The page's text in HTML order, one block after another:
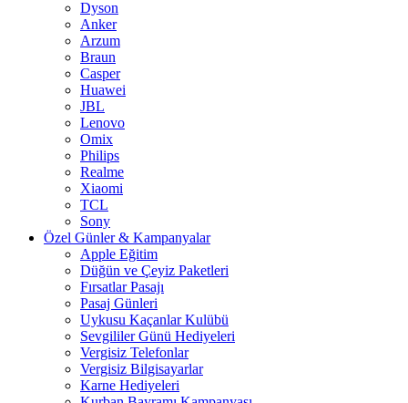
Dyson
Anker
Arzum
Braun
Casper
Huawei
JBL
Lenovo
Omix
Philips
Realme
Xiaomi
TCL
Sony
Özel Günler & Kampanyalar
Apple Eğitim
Düğün ve Çeyiz Paketleri
Fırsatlar Pasajı
Pasaj Günleri
Uykusu Kaçanlar Kulübü
Sevgililer Günü Hediyeleri
Vergisiz Telefonlar
Vergisiz Bilgisayarlar
Karne Hediyeleri